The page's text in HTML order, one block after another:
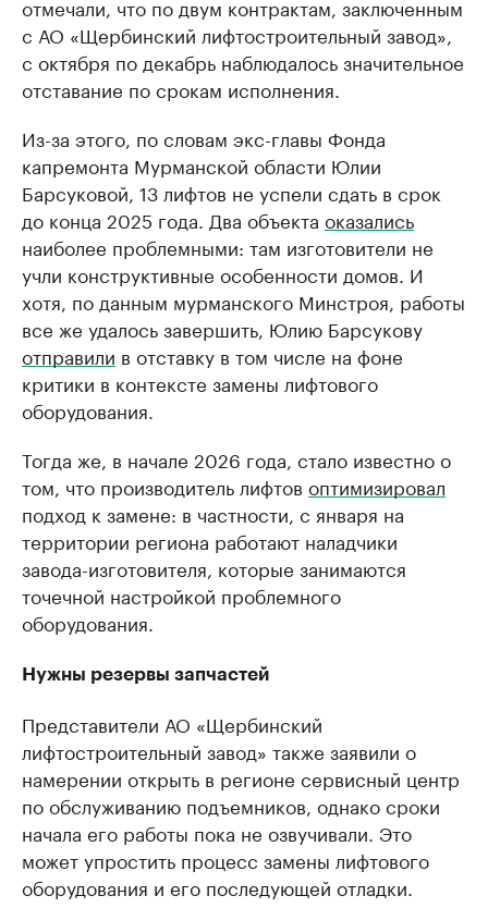
отмечали, что по двум контрактам, заключенным
с АО «Щербинский лифтостроительный завод»,
с октября по декабрь наблюдалось значительное
отставание по срокам исполнения.
Из-за этого, по словам экс-главы Фонда
капремонта Мурманской области Юлии
Барсуковой, 13 лифтов не успели сдать в срок
до конца 2025 года. Два объекта оказались
наиболее проблемными: там изготовители не
учли конструктивные особенности домов. И
хотя, по данным мурманского Минстроя, работы
все же удалось завершить, Юлию Барсукову
отправили в отставку в том числе на фоне
критики в контексте замены лифтового
оборудования.
Тогда же, в начале 2026 года, стало известно о
том, что производитель лифтов оптимизировал
подход к замене: в частности, с января на
территории региона работают наладчики
завода-изготовителя, которые занимаются
точечной настройкой проблемного
оборудования.
Нужны резервы запчастей
Представители АО «Щербинский
лифтостроительный завод» также заявили о
намерении открыть в регионе сервисный центр
по обслуживанию подъемников, однако сроки
начала его работы пока не озвучивали. Это
может упростить процесс замены лифтового
оборудования и его последующей отладки.